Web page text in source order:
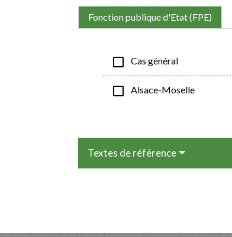
Fonction publique d'Etat (FPE)
check_box_outline_blank Cas général
check_box_outline_blank Alsace-Moselle
Textes de référence